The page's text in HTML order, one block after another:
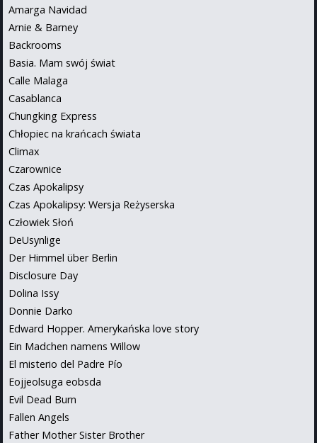
Amarga Navidad
Arnie & Barney
Backrooms
Basia. Mam swój świat
Calle Malaga
Casablanca
Chungking Express
Chłopiec na krańcach świata
Climax
Czarownice
Czas Apokalipsy
Czas Apokalipsy: Wersja Reżyserska
Człowiek Słoń
DeUsynlige
Der Himmel über Berlin
Disclosure Day
Dolina Issy
Donnie Darko
Edward Hopper. Amerykańska love story
Ein Madchen namens Willow
El misterio del Padre Pío
Eojjeolsuga eobsda
Evil Dead Burn
Fallen Angels
Father Mother Sister Brother